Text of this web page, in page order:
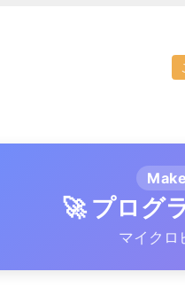
🚀 プログ
マイクロ